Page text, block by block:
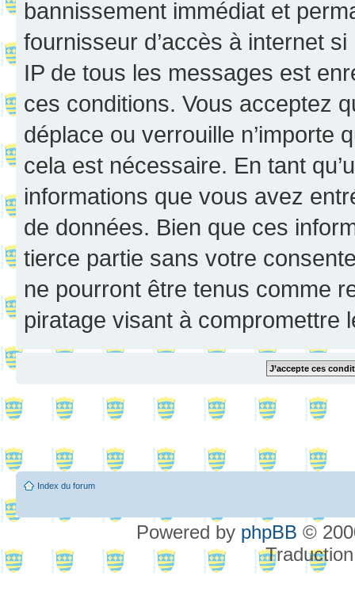
bannissement immédiat et
fournisseur d’accès à internet
IP de tous les messages est
ces conditions. Vous acceptez
déplace ou verrouille n’importe
cela est nécessaire. En tant
informations que vous avez
de données. Bien que ces
tierce partie sans votre
ne pourront être tenus comme
piratage visant à compromettre
Index du forum
Powered by phpBB ©